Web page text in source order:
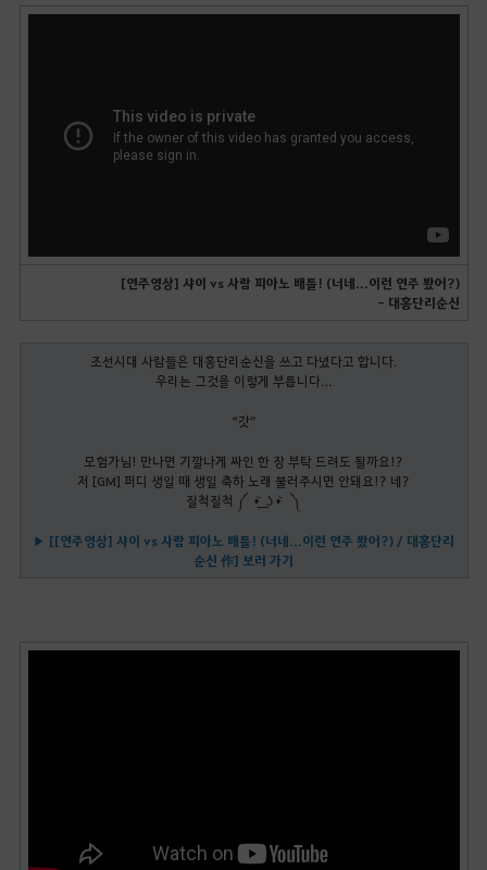
[연주영상] 샤이 vs 사람 피아노 배틀! (너네...이런 연주 봤어?)
- 대홍단리순신
조선시대 사람들은 대홍단리순신을 쓰고 다녔다고 합니다.
우리는 그것을 이렇게 부릅니다…
“갓”
모험가님! 만나면 기깔나게 싸인 한 장 부탁 드려도 될까요!?
저 [GM] 퍼디 생일 때 생일 축하 노래 불러주시면 안돼요!? 네?
질척질척 ༼ •᷅ ͟ʖ •᷅ ༽
▶ [[연주영상] 샤이 vs 사람 피아노 배틀! (너네...이런 연주 봤어?) / 대홍단리
순신 作] 보러 가기